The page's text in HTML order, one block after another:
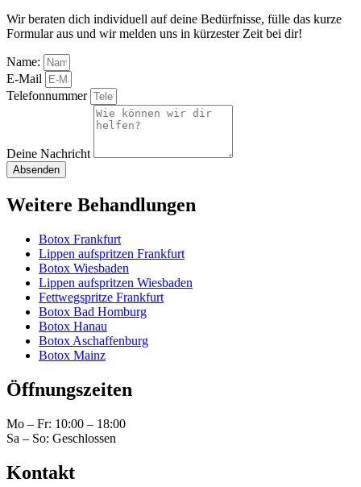
Wir beraten dich individuell auf deine Bedürfnisse, fülle das kurze
Formular aus und wir melden uns in kürzester Zeit bei dir!
Name:
E-Mail
Telefonnummer
Deine Nachricht
Absenden
Weitere Behandlungen
Botox Frankfurt
Lippen aufspritzen Frankfurt
Botox Wiesbaden
Lippen aufspritzen Wiesbaden
Fettwegspritze Frankfurt
Botox Bad Homburg
Botox Hanau
Botox Aschaffenburg
Botox Mainz
Öffnungszeiten
Mo – Fr: 10:00 – 18:00
Sa – So: Geschlossen
Kontakt